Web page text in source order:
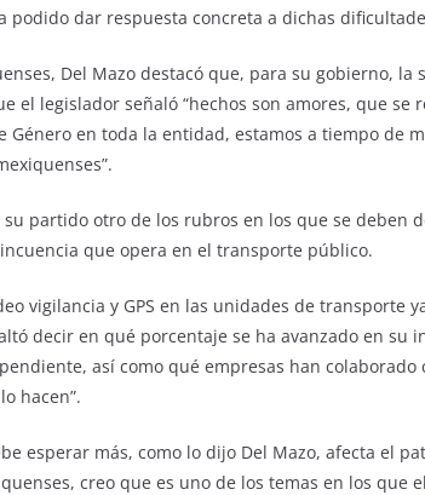
podido dar respuesta concreta a dichas
Del Mazo destacó que, para su gobierno, la
el legislador señaló “hechos son amores, que se
Género en toda la entidad, estamos a tiempo de
partido otro de los rubros en los que se deben
que opera en el transporte público.
vigilancia y GPS en las unidades de transporte
decir en qué porcentaje se ha avanzado en su
así como qué empresas han colaborado
hacen”.
esperar más, como lo dijo Del Mazo, afecta el
creo que es uno de los temas en los que